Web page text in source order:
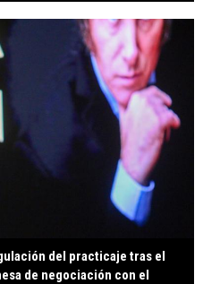
del practicaje tras el
de negociación con el